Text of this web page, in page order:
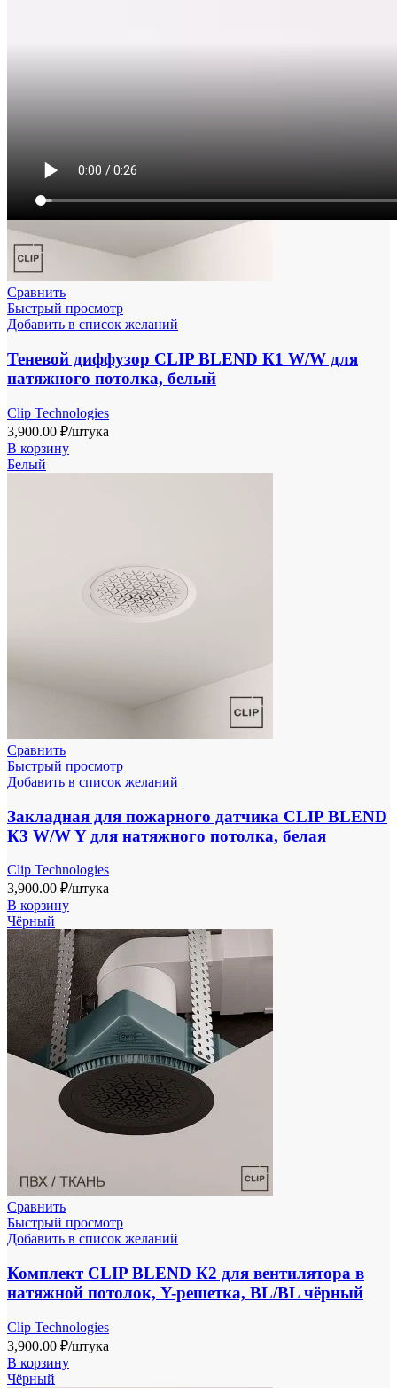
Сравнить
Быстрый просмотр
Добавить в список желаний
Теневой диффузор CLIP BLEND К1 W/W для
натяжного потолка, белый
Clip Technologies
3,900.00 ₽/штука
В корзину
Белый
Сравнить
Быстрый просмотр
Добавить в список желаний
Закладная для пожарного датчика CLIP BLEND
К3 W/W Y для натяжного потолка, белая
Clip Technologies
3,900.00 ₽/штука
В корзину
Чёрный
Сравнить
Быстрый просмотр
Добавить в список желаний
Комплект CLIP BLEND К2 для вентилятора в
натяжной потолок, Y-решетка, BL/BL чёрный
Clip Technologies
3,900.00 ₽/штука
В корзину
Чёрный